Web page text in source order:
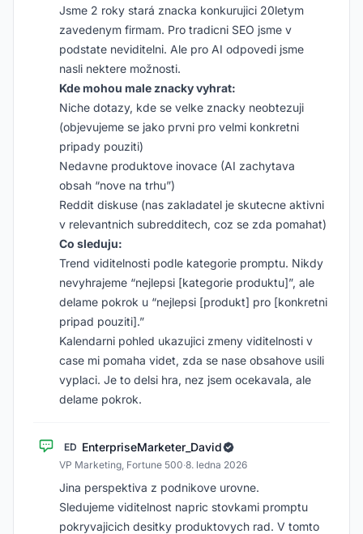
Jsme 2 roky stará znacka konkurujici 20letym
zavedenym firmam. Pro tradicni SEO jsme v
podstate neviditelni. Ale pro AI odpovedi jsme
nasli nektere možnosti.
Kde mohou male znacky vyhrat:
Niche dotazy, kde se velke znacky neobtezuji
(objevujeme se jako prvni pro velmi konkretni
pripady pouziti)
Nedavne produktove inovace (AI zachytava
obsah “nove na trhu”)
Reddit diskuse (nas zakladatel je skutecne aktivni
v relevantnich subredditech, coz se zda pomahat)
Co sleduju:
Trend viditelnosti podle kategorie promptu. Nikdy
nevyhrajeme “nejlepsi [kategorie produktu]”, ale
delame pokrok u “nejlepsi [produkt] pro [konkretni
pripad pouziti].”
Kalendarni pohled ukazujici zmeny viditelnosti v
case mi pomaha videt, zda se nase obsahove usili
vyplaci. Je to delsi hra, nez jsem ocekavala, ale
delame pokrok.
ED EnterpriseMarketer_David
VP Marketing, Fortune 500·8. ledna 2026
Jina perspektiva z podnikove urovne.
Sledujeme viditelnost napric stovkami promptu
pokryvajicich desitky produktovych rad. V tomto